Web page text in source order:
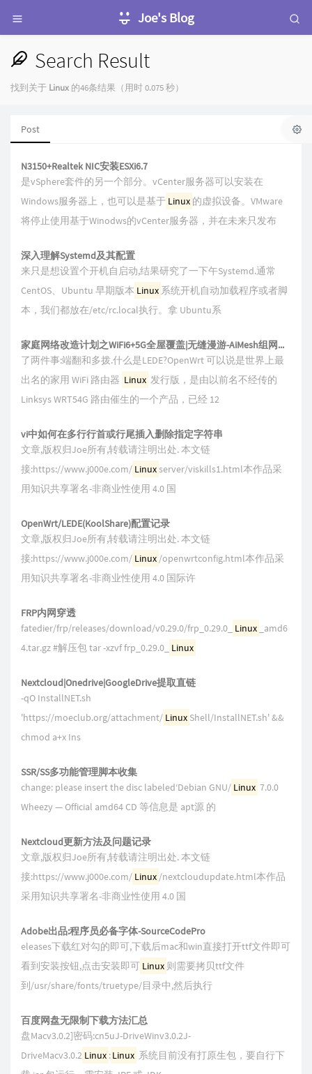
Joe's Blog
Search Result
找到关于 Linux 的46条结果（用时 0.075 秒）
Post
N3150+Realtek NIC安装ESXi6.7
是vSphere套件的另一个部分。vCenter服务器可以安装在
Windows服务器上，也可以是基于 Linux 的虚拟设备。VMware
将停止使用基于Winodws的vCenter服务器，并在未来只发布
深入理解Systemd及其配置
来只是想设置个开机自启动,结果研究了一下午Systemd.通常
CentOS、Ubuntu 早期版本 Linux 系统开机自动加载程序或者脚
本，我们都放在/etc/rc.local执行。拿 Ubuntu系
家庭网络改造计划之WiFi6+5G全屋覆盖|无缝漫游-AiMesh组网实战
了两件事:端翻和多拨.什么是LEDE?OpenWrt 可以说是世界上最
出名的家用 WiFi 路由器 Linux 发行版，是由以前名不经传的
Linksys WRT54G 路由催生的一个产品，已经 12
vi中如何在多行行首或行尾插入删除指定字符串
文章,版权归Joe所有,转载请注明出处. 本文链
接:https://www.j000e.com/ Linuxserver/viskills1.html本作品采
用知识共享署名-非商业性使用 4.0 国
OpenWrt/LEDE(KoolShare)配置记录
文章,版权归Joe所有,转载请注明出处. 本文链
接:https://www.j000e.com/ Linux /openwrtconfig.html本作品采
用知识共享署名-非商业性使用 4.0 国际许
FRP内网穿透
fatedier/frp/releases/download/v0.29.0/frp_0.29.0_
Linux
_amd6
4.tar.gz #解压包 tar -xzvf frp_0.29.0_
Linux
Nextcloud|Onedrive|GoogleDrive提取直链
-qO InstallNET.sh
'https://moeclub.org/attachment/ Linux Shell/InstallNET.sh' &&
chmod a+x Ins
SSR/SS多功能管理脚本收集
change: please insert the disc labeled‘Debian GNU/ Linux 7.0.0
Wheezy — Official amd64 CD 等信息是 apt源 的
Nextcloud更新方法及问题记录
文章,版权归Joe所有,转载请注明出处. 本文链
接:https://www.j000e.com/ Linux /nextcloudupdate.html本作品
采用知识共享署名-非商业性使用 4.0 国
Adobe出品:程序员必备字体-SourceCodePro
eleases下载红对勾的即可,下载后mac和win直接打开ttf文件即可
看到安装按钮,点击安装即可 Linux 则需要拷贝ttf文件
到/usr/share/fonts/truetype/目录中,然后执行
百度网盘无限制下载方法汇总
盘Macv3.0.2]密码:cn5uJ-DriveWinv3.0.2J-
DriveMacv3.0.2 Linux :Linux 系统目前没有打原生包，要自行下